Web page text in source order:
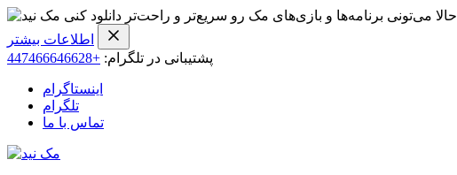
حالا می‌تونی برنامه‌ها و بازی‌های مک رو سریع‌تر و راحت‌تر دانلود کنی
اطلاعات بیشتر
پشتیبانی در تلگرام: +447466646628
اینستاگرام
تلگرام
تماس با ما